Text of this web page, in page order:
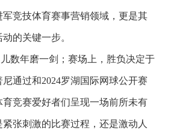
竞技体育赛事营销领域，更是其
的关键一步。
年磨一剑；赛场上，胜负决定于
通过和2024罗湖国际网球公开赛
竞赛爱好者们呈现一场前所未有
张刺激的比赛过程，还是激动人